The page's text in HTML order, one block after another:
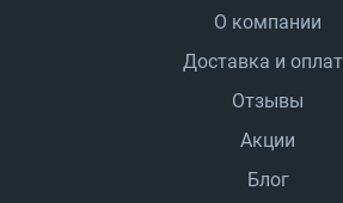
О компании
Доставка и
Отзывы
Акции
Блог